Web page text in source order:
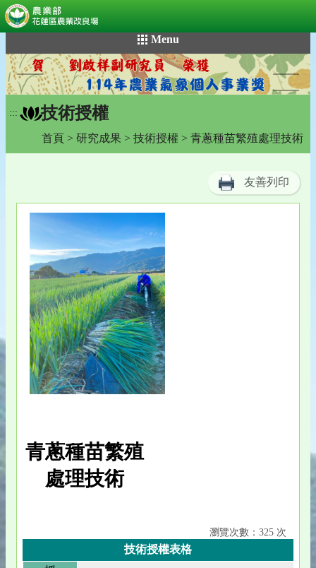
到
主
要
內
容
Menu
::: 技術授權
首頁 > 研究成果 > 技術授權 > 青蔥種苗繁殖處理技術
友善列印
青蔥種苗繁殖
處理技術
瀏覽次數：325 次
技術授權表格